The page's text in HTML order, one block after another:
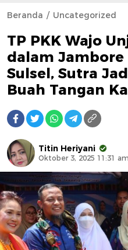
Beranda Uncategorized
TP PKK Wajo
dalam Jambore
Sulsel, Sutra
Buah Tangan
Titin Heriyani
Oktober 3, 2025 11:31 am